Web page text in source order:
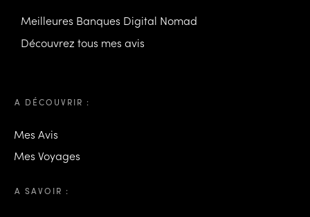
Meilleures Banques Digital Nomad
Découvrez tous mes avis
A DÉCOUVRIR :
Mes Avis
Mes Voyages
A SAVOIR :